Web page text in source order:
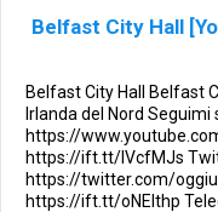
Belfast City Hall
Belfast City Hall Belfast
Irlanda del Nord Seguimi
https://
https://ift.tt/lVcfMJs
https://twitter.com/
https://ift.tt/oNElthp